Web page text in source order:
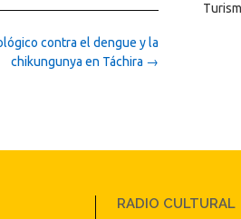
contra el dengue y la
chikungunya en Táchira →
RADIO CULTURAL